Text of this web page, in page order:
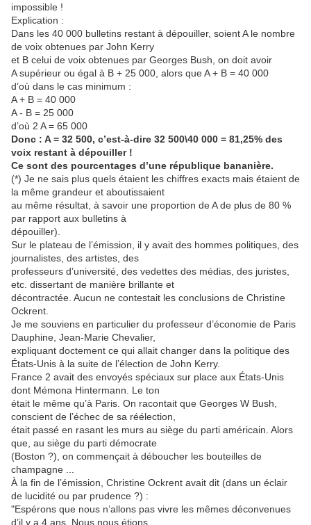
impossible !
Explication :
Dans les 40 000 bulletins restant à dépouiller, soient A le nombre
de voix obtenues par John Kerry
et B celui de voix obtenues par Georges Bush, on doit avoir
A supérieur ou égal à B + 25 000, alors que A + B = 40 000
d’où dans le cas minimum :
A + B = 40 000
A - B = 25 000
d’où 2 A = 65 000
Donc : A = 32 500, c’est-à-dire 32 500\40 000 = 81,25% des
voix restant à dépouiller !
Ce sont des pourcentages d’une république bananière.
(*) Je ne sais plus quels étaient les chiffres exacts mais étaient de
la même grandeur et aboutissaient
au même résultat, à savoir une proportion de A de plus de 80 %
par rapport aux bulletins à
dépouiller).
Sur le plateau de l’émission, il y avait des hommes politiques, des
journalistes, des artistes, des
professeurs d’université, des vedettes des médias, des juristes,
etc. dissertant de manière brillante et
décontractée. Aucun ne contestait les conclusions de Christine
Ockrent.
Je me souviens en particulier du professeur d’économie de Paris
Dauphine, Jean-Marie Chevalier,
expliquant doctement ce qui allait changer dans la politique des
États-Unis à la suite de l’élection de John Kerry.
France 2 avait des envoyés spéciaux sur place aux États-Unis
dont Mémona Hintermann. Le ton
était le même qu’à Paris. On racontait que Georges W Bush,
conscient de l’échec de sa réélection,
était passé en rasant les murs au siège du parti américain. Alors
que, au siège du parti démocrate
(Boston ?), on commençait à déboucher les bouteilles de
champagne ...
À la fin de l’émission, Christine Ockrent avait dit (dans un éclair
de lucidité ou par prudence ?) :
"Espérons que nous n’allons pas vivre les mêmes déconvenues
d’il y a 4 ans. Nous nous étions